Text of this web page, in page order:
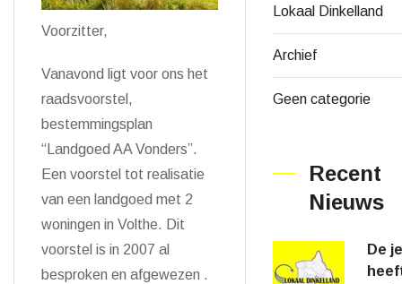
Voorzitter,
Vanavond ligt voor ons het
raadsvoorstel,
bestemmingsplan
“Landgoed AA Vonders”.
Een voorstel tot realisatie
van een landgoed met 2
woningen in Volthe. Dit
voorstel is in 2007 al
besproken en afgewezen .
Lokaal Dinkelland
Archief
Geen categorie
Recent
Nieuws
De